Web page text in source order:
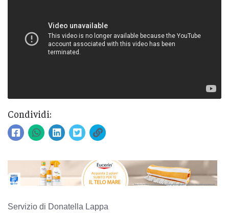
Condividi:
Servizio di Donatella Lappa